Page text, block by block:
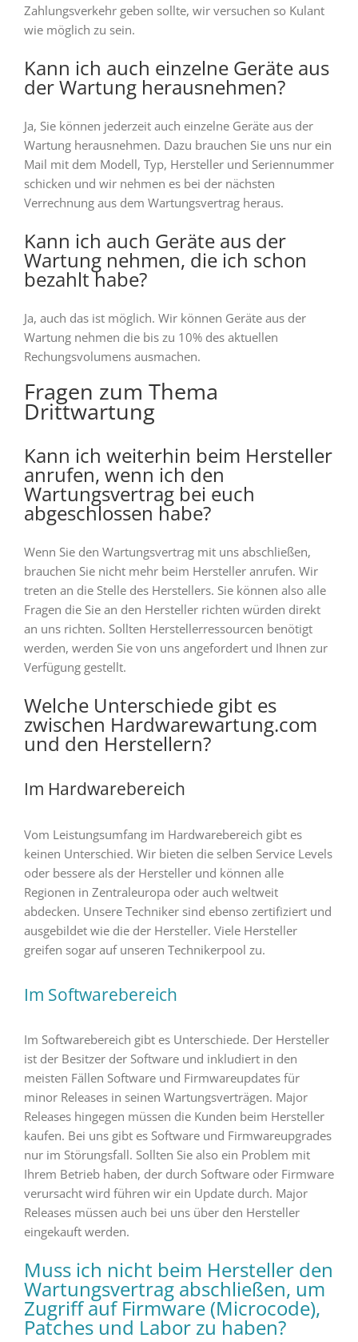
Zahlungsverkehr geben sollte, wir versuchen so Kulant
wie möglich zu sein.
Kann ich auch einzelne Geräte aus
der Wartung herausnehmen?
Ja, Sie können jederzeit auch einzelne Geräte aus der
Wartung herausnehmen. Dazu brauchen Sie uns nur ein
Mail mit dem Modell, Typ, Hersteller und Seriennummer
schicken und wir nehmen es bei der nächsten
Verrechnung aus dem Wartungsvertrag heraus.
Kann ich auch Geräte aus der
Wartung nehmen, die ich schon
bezahlt habe?
Ja, auch das ist möglich. Wir können Geräte aus der
Wartung nehmen die bis zu 10% des aktuellen
Rechungsvolumens ausmachen.
Fragen zum Thema
Drittwartung
Kann ich weiterhin beim Hersteller
anrufen, wenn ich den
Wartungsvertrag bei euch
abgeschlossen habe?
Wenn Sie den Wartungsvertrag mit uns abschließen,
brauchen Sie nicht mehr beim Hersteller anrufen. Wir
treten an die Stelle des Herstellers. Sie können also alle
Fragen die Sie an den Hersteller richten würden direkt
an uns richten. Sollten Herstellerressourcen benötigt
werden, werden Sie von uns angefordert und Ihnen zur
Verfügung gestellt.
Welche Unterschiede gibt es
zwischen Hardwarewartung.com
und den Herstellern?
Im Hardwarebereich
Vom Leistungsumfang im Hardwarebereich gibt es
keinen Unterschied. Wir bieten die selben Service Levels
oder bessere als der Hersteller und können alle
Regionen in Zentraleuropa oder auch weltweit
abdecken. Unsere Techniker sind ebenso zertifiziert und
ausgebildet wie die der Hersteller. Viele Hersteller
greifen sogar auf unseren Technikerpool zu.
Im Softwarebereich
Im Softwarebereich gibt es Unterschiede. Der Hersteller
ist der Besitzer der Software und inkludiert in den
meisten Fällen Software und Firmwareupdates für
minor Releases in seinen Wartungsverträgen. Major
Releases hingegen müssen die Kunden beim Hersteller
kaufen. Bei uns gibt es Software und Firmwareupgrades
nur im Störungsfall. Sollten Sie also ein Problem mit
Ihrem Betrieb haben, der durch Software oder Firmware
verursacht wird führen wir ein Update durch. Major
Releases müssen auch bei uns über den Hersteller
eingekauft werden.
Muss ich nicht beim Hersteller den
Wartungsvertrag abschließen, um
Zugriff auf Firmware (Microcode),
Patches und Labor zu haben?